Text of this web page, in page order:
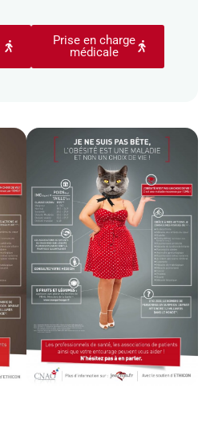
Prise en charge
médicale